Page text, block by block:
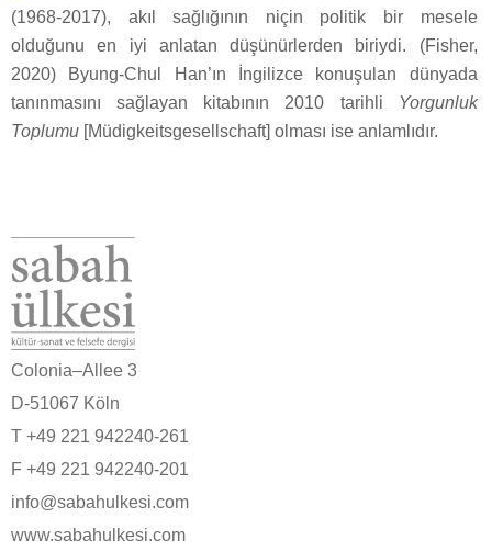
(1968-2017), akıl sağlığının niçin politik bir mesele
olduğunu en iyi anlatan düşünürlerden biriydi. (Fisher,
2020) Byung-Chul Han’ın İngilizce konuşulan dünyada
tanınmasını sağlayan kitabının 2010 tarihli
Yorgunluk
Toplumu [Müdigkeitsgesellschaft] olması ise anlamlıdır.
Colonia–Allee 3
D-51067 Köln
T +49 221 942240-261
F +49 221 942240-201
info@sabahulkesi.com
www.sabahulkesi.com